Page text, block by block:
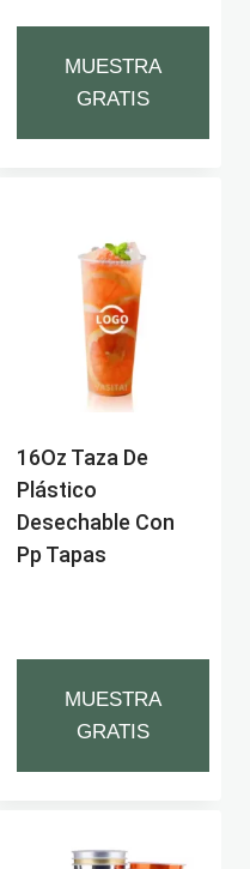
MUESTRA
GRATIS
16Oz Taza De
Plástico
Desechable Con
Pp Tapas
MUESTRA
GRATIS